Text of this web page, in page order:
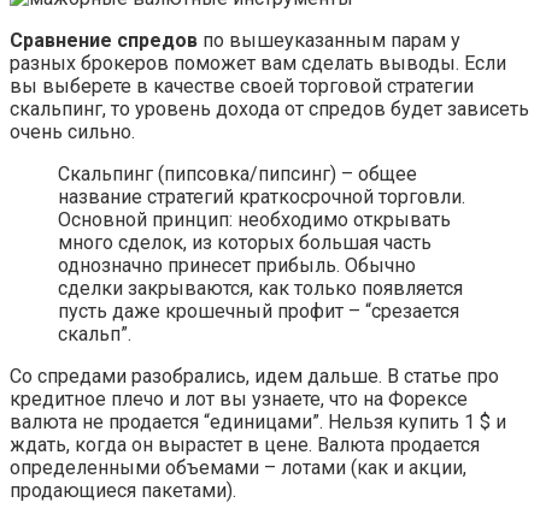
Сравнение спредов по вышеуказанным парам у
разных брокеров поможет вам сделать выводы. Если
вы выберете в качестве своей торговой стратегии
скальпинг, то уровень дохода от спредов будет зависеть
очень сильно.
Скальпинг (пипсовка/пипсинг) – общее
название стратегий краткосрочной торговли.
Основной принцип: необходимо открывать
много сделок, из которых большая часть
однозначно принесет прибыль. Обычно
сделки закрываются, как только появляется
пусть даже крошечный профит – “срезается
скальп”.
Со спредами разобрались, идем дальше. В статье про
кредитное плечо и лот вы узнаете, что на Форексе
валюта не продается “единицами”. Нельзя купить 1 $ и
ждать, когда он вырастет в цене. Валюта продается
определенными объемами – лотами (как и акции,
продающиеся пакетами).